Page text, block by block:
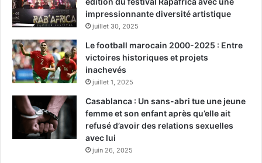
impressionnante diversité artistique
juillet 30, 2025
Le football marocain 2000-2025 : Entre
victoires historiques et projets
inachevés
juillet 1, 2025
Casablanca : Un sans-abri tue une jeune
femme et son enfant après qu’elle ait
refusé d’avoir des relations sexuelles
avec lui
juin 26, 2025